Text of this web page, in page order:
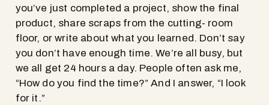
you’ve just completed a project, show the final
product, share scraps from the cutting- room
floor, or write about what you learned. Don’t say
you don’t have enough time. We’re all busy, but
we all get 24 hours a day. People often ask me,
“How do you find the time?” And I answer, “I look
for it.”